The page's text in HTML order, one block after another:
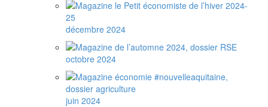
décembre 2024
octobre 2024
juin 2024